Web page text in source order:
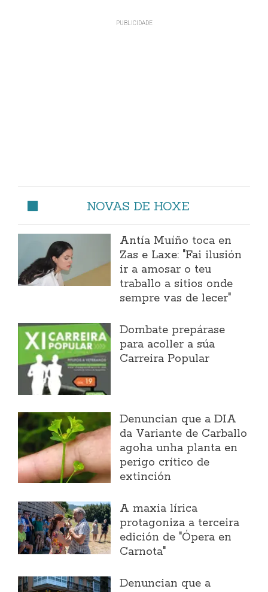
NOVAS DE HOXE
Antía Muíño toca en
Zas e Laxe: "Fai ilusión
ir a amosar o teu
traballo a sitios onde
sempre vas de lecer"
Dombate prepárase
para acoller a súa
Carreira Popular
Denuncian que a DIA
da Variante de Carballo
agoha unha planta en
perigo crítico de
extinción
A maxia lírica
protagoniza a terceira
edición de "Ópera en
Carnota"
Denuncian que a